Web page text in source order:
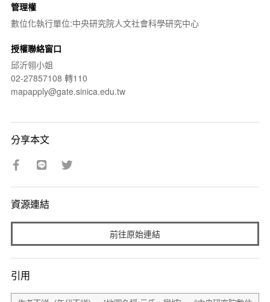
管理權
數位化執行單位:中央研究院人文社會科學研究中心
授權聯絡窗口
邱沂翎小姐
02-27857108 轉110
mapapply@gate.sinica.edu.tw
分享本文
資源連結
前往原始連結
引用